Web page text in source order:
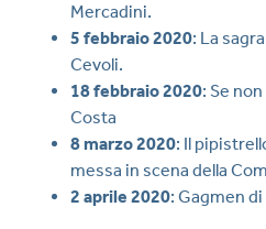
Mercadini.
5 febbraio 2020: La
Cevoli.
18 febbraio 2020: Se
Costa
8 marzo 2020: Il
messa in scena della
2 aprile 2020: Gagmen